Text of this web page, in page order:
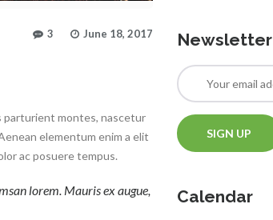
3 June 18, 2017
parturient montes, nascetur
elementum enim a elit
ac posuere tempus.
lorem. Mauris ex augue,
Newsletter
Calendar